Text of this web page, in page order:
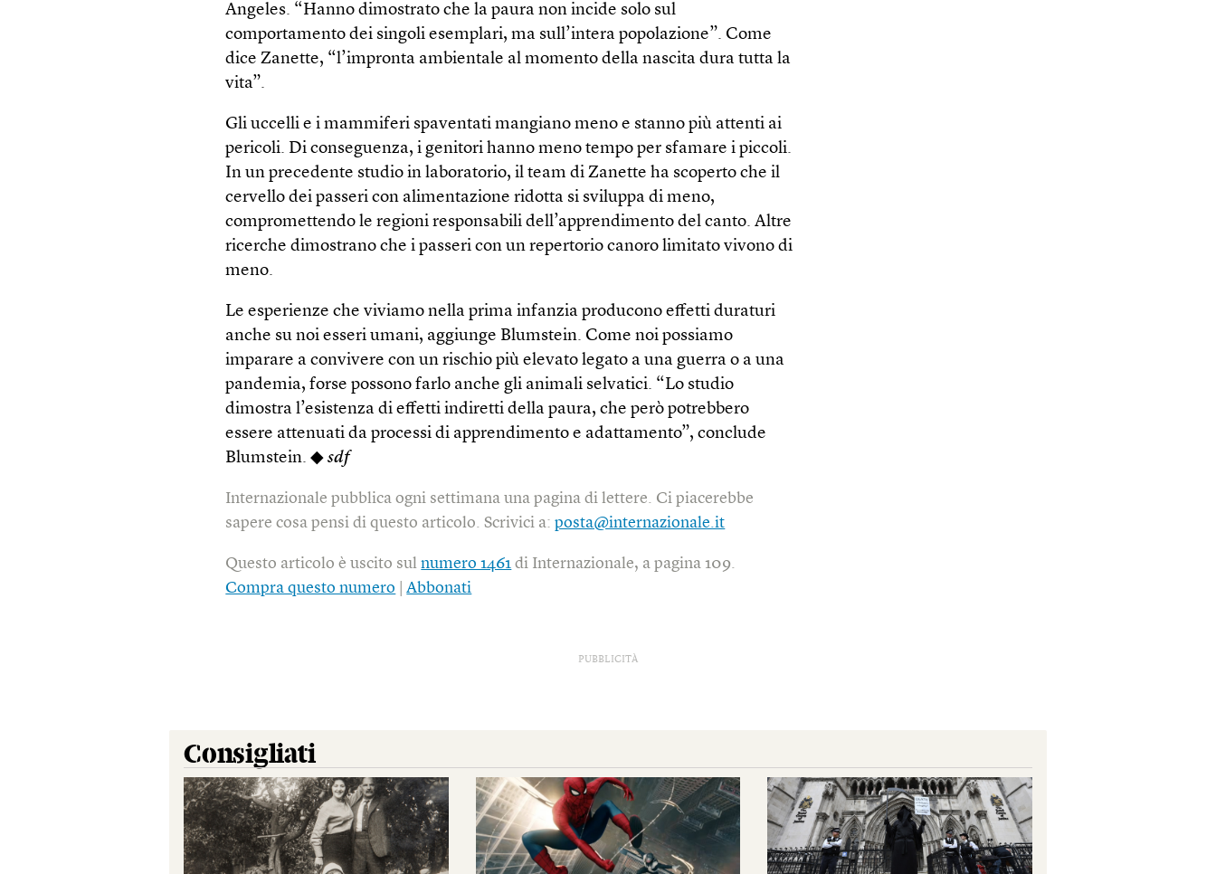
Angeles. “Hanno dimostrato che la paura non incide solo sul
comportamento dei singoli esemplari, ma sull’intera popolazione”. Come
dice Zanette, “l’impronta ambientale al momento della nascita dura tutta la
vita”.
Gli uccelli e i mammiferi spaventati mangiano meno e stanno più attenti ai
pericoli. Di conseguenza, i genitori hanno meno tempo per sfamare i piccoli.
In un precedente studio in laboratorio, il team di Zanette ha scoperto che il
cervello dei passeri con alimentazione ridotta si sviluppa di meno,
compromettendo le regioni responsabili dell’apprendimento del canto. Altre
ricerche dimostrano che i passeri con un repertorio canoro limitato vivono di
meno.
Le esperienze che viviamo nella prima infanzia producono effetti duraturi
anche su noi esseri umani, aggiunge Blumstein. Come noi possiamo
imparare a convivere con un rischio più elevato legato a una guerra o a una
pandemia, forse possono farlo anche gli animali selvatici. “Lo studio
dimostra l’esistenza di effetti indiretti della paura, che però potrebbero
essere attenuati da processi di apprendimento e adattamento”, conclude
Blumstein. ◆sdf
Internazionale pubblica ogni settimana una pagina di lettere. Ci piacerebbe
sapere cosa pensi di questo articolo. Scrivici a:posta@internazionale.it
Questo articolo è uscito sulnumero 1461 di Internazionale, a pagina 109.
Compra questo numero |Abbonati
PUBBLICITÀ
Consigliati